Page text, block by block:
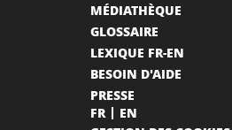
MÉDIATHÈQUE
GLOSSAIRE
LEXIQUE FR-EN
BESOIN D'AIDE
PRESSE
FR
EN